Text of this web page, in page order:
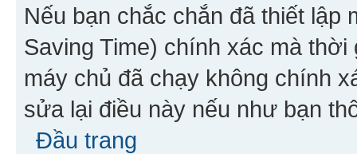
Nếu bạn chắc chắn đã thiết lập
Saving Time) chính xác mà
máy chủ đã chạy không chính
sửa lại điều này nếu như bạn
Đầu trang